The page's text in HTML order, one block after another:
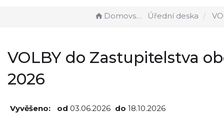
Domovská stránka Úřední deska VOLBY do
VOLBY do Zastupitelstva
2026
Vyvěšeno: od 03.06.2026 do 18.10.2026